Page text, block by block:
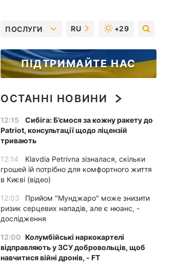
ПОСЛУГИ RU +29
ПІДТРИМАЙТЕ НАС
ОСТАННІ НОВИНИ
12:15
Сибіга: Б’ємося за кожну ракету до
Patriot, консультації щодо ліцензій
тривають
12:14
Klavdia Petrivna зізналася, скільки
грошей їй потрібно для комфортного життя
в Києві (відео)
12:03
Прийом "Мунджаро" може знизити
ризик серцевих нападів, але є нюанс, -
дослідження
12:00 Колумбійські наркокартелі
відправляють у ЗСУ добровольців, щоб
навчитися війні дронів, - FT